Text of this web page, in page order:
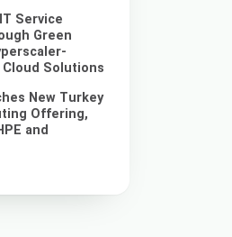
Service
Green
Cloud Solutions
New Turkey
Offering,
and